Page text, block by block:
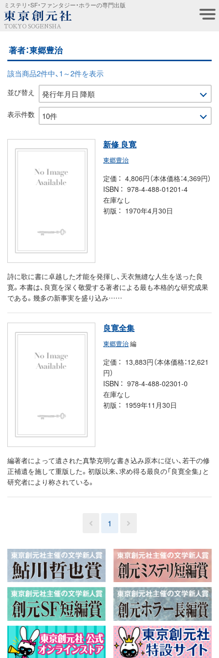
ミステリ・SF・ファンタジー・ホラーの専門出版
TOKYO SOGENSHA
著者：東郷豊治
該当商品2件中、1～2件を表示
並び替え
表示件数
新修 良寛
東郷豊治
定価
4,806円（本体価格：4,369円）
ISBN
978-4-488-01201-4
在庫なし
初版
1970年4月30日
詩に歌に書に卓越した才能を発揮し、天衣無縫な人生を送った良
寛。本書は、良寛を深く敬愛する著者による最も本格的な研究成果
である。幾多の新事実を盛り込み……
良寛全集
東郷豊治編
定価
13,883円（本体価格：12,621
円）
ISBN
978-4-488-02301-0
在庫なし
初版
1959年11月30日
編著者によって遺された真摯克明な書き込み原本に従い、若干の修
正補遺を施して重版した。初版以来、求め得る最良の「良寛全集」と
研究者により称されている。
1